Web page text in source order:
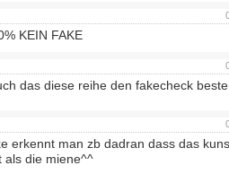
KEIN FAKE
das diese reihe den fakecheck
erkennt man zb dadran dass das
als die miene^^